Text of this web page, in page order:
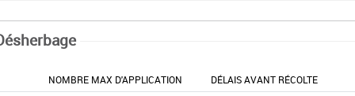
NOMBRE MAX D'APPLICATION DÉLAIS AVANT RÉCOLTE